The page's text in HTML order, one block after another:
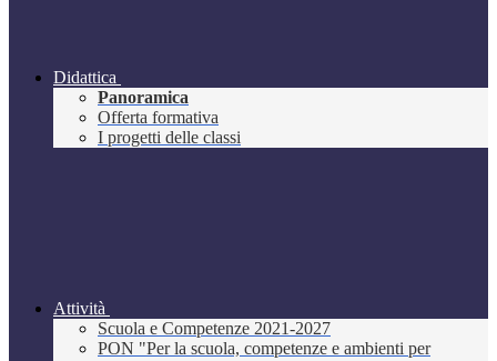
Didattica
Panoramica
Offerta formativa
I progetti delle classi
Attività
Scuola e Competenze 2021-2027
PON "Per la scuola, competenze e ambienti per